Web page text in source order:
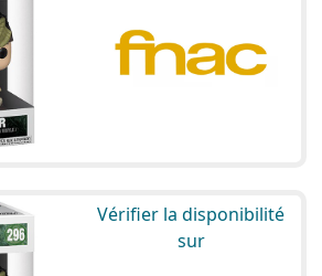
Vérifier la disponibilité
sur